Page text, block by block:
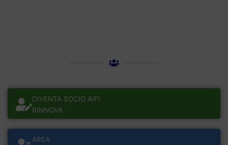
DIVENTA SOCIO AIFI
RINNOVA
AREA